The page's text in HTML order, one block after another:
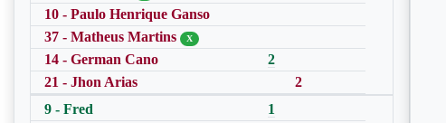
10 - Paulo Henrique Ganso
37 - Matheus Martins
X
14 - German Cano
2
21 - Jhon Arias
2
9 - Fred
1